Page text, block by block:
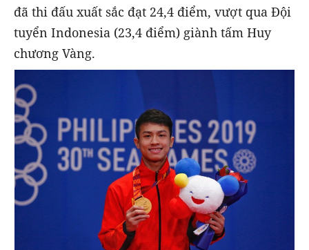
đã thi đấu xuất sắc đạt 24,4 điểm, vượt qua Đội
tuyển Indonesia (23,4 điểm) giành tấm Huy
chương Vàng.